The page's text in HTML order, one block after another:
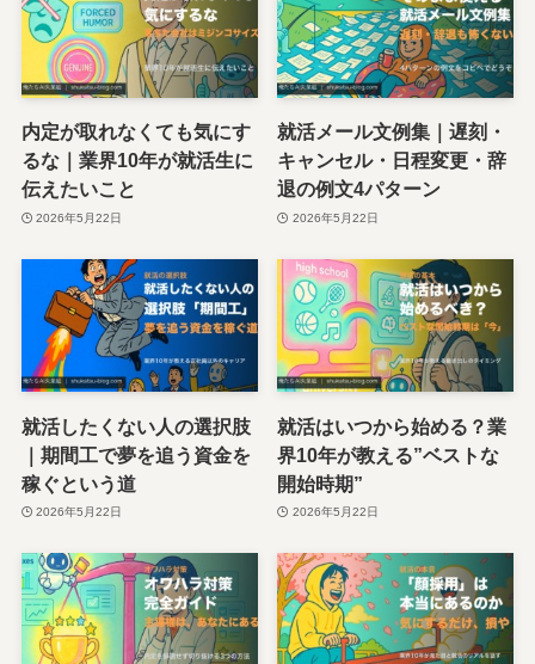
内定が取れなくても気にす
るな｜業界10年が就活生に
伝えたいこと
2026年5月22日
就活メール文例集｜遅刻・
キャンセル・日程変更・辞
退の例文4パターン
2026年5月22日
就活したくない人の選択肢
｜期間工で夢を追う資金を
稼ぐという道
2026年5月22日
就活はいつから始める？業
界10年が教える”ベストな
開始時期”
2026年5月22日